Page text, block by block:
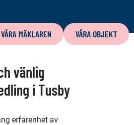
VÅRA MÄKLAREN VÅRA OBJEKT
vänlig
i Tusby
erfarenhet av